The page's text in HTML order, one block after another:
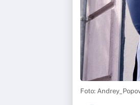
Foto: